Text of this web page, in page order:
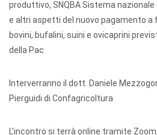
produttivo, SNQBA Sistema
e altri aspetti del nuovo pagamento a
bovini, bufalini, suini e ovicaprini
della Pac
Interverranno il dott. Daniele
Pierguidi di Confagricoltura
L’incontro si terrà online tramite